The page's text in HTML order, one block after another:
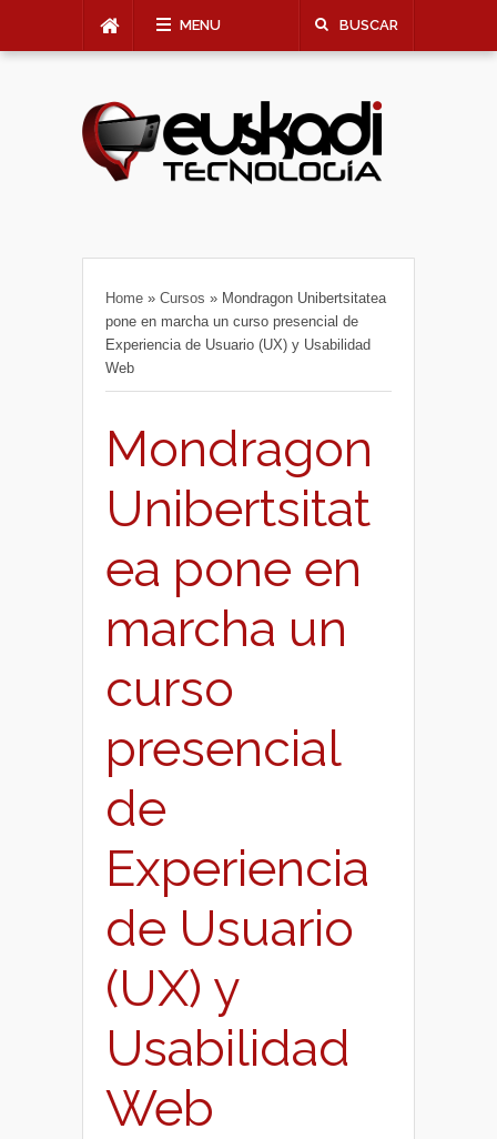
MENU BUSCAR
Home » Cursos » Mondragon Unibertsitatea
pone en marcha un curso presencial de
Experiencia de Usuario (UX) y Usabilidad
Web
Mondragon
Unibertsitat
ea pone en
marcha un
curso
presencial
de
Experiencia
de Usuario
(UX) y
Usabilidad
Web